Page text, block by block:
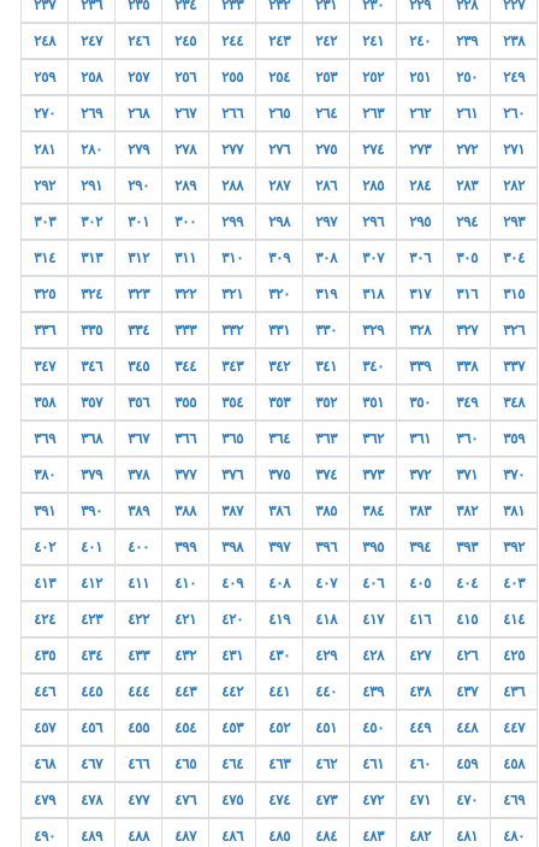
٢٢٧ ٢٢٨ ٢٢٩ ٢٣٠ ٢٣١ ٢٣٢ ٢٣٣ ٢٣٤ ٢٣٥ ٢٣٦ ٢٣٧
٢٣٨ ٢٣٩ ٢٤٠ ٢٤١ ٢٤٢ ٢٤٣ ٢٤٤ ٢٤٥ ٢٤٦ ٢٤٧ ٢٤٨
٢٤٩ ٢٥٠ ٢٥١ ٢٥٢ ٢٥٣ ٢٥٤ ٢٥٥ ٢٥٦ ٢٥٧ ٢٥٨ ٢٥٩
٢٦٠ ٢٦١ ٢٦٢ ٢٦٣ ٢٦٤ ٢٦٥ ٢٦٦ ٢٦٧ ٢٦٨ ٢٦٩ ٢٧٠
٢٧١ ٢٧٢ ٢٧٣ ٢٧٤ ٢٧٥ ٢٧٦ ٢٧٧ ٢٧٨ ٢٧٩ ٢٨٠ ٢٨١
٢٨٢ ٢٨٣ ٢٨٤ ٢٨٥ ٢٨٦ ٢٨٧ ٢٨٨ ٢٨٩ ٢٩٠ ٢٩١ ٢٩٢
٢٩٣ ٢٩٤ ٢٩٥ ٢٩٦ ٢٩٧ ٢٩٨ ٢٩٩ ٣٠٠ ٣٠١ ٣٠٢ ٣٠٣
٣٠٤ ٣٠٥ ٣٠٦ ٣٠٧ ٣٠٨ ٣٠٩ ٣١٠ ٣١١ ٣١٢ ٣١٣ ٣١٤
٣١٥ ٣١٦ ٣١٧ ٣١٨ ٣١٩ ٣٢٠ ٣٢١ ٣٢٢ ٣٢٣ ٣٢٤ ٣٢٥
٣٢٦ ٣٢٧ ٣٢٨ ٣٢٩ ٣٣٠ ٣٣١ ٣٣٢ ٣٣٣ ٣٣٤ ٣٣٥ ٣٣٦
٣٣٧ ٣٣٨ ٣٣٩ ٣٤٠ ٣٤١ ٣٤٢ ٣٤٣ ٣٤٤ ٣٤٥ ٣٤٦ ٣٤٧
٣٤٨ ٣٤٩ ٣٥٠ ٣٥١ ٣٥٢ ٣٥٣ ٣٥٤ ٣٥٥ ٣٥٦ ٣٥٧ ٣٥٨
٣٥٩ ٣٦٠ ٣٦١ ٣٦٢ ٣٦٣ ٣٦٤ ٣٦٥ ٣٦٦ ٣٦٧ ٣٦٨ ٣٦٩
٣٧٠ ٣٧١ ٣٧٢ ٣٧٣ ٣٧٤ ٣٧٥ ٣٧٦ ٣٧٧ ٣٧٨ ٣٧٩ ٣٨٠
٣٨١ ٣٨٢ ٣٨٣ ٣٨٤ ٣٨٥ ٣٨٦ ٣٨٧ ٣٨٨ ٣٨٩ ٣٩٠ ٣٩١
٣٩٢ ٣٩٣ ٣٩٤ ٣٩٥ ٣٩٦ ٣٩٧ ٣٩٨ ٣٩٩ ٤٠٠ ٤٠١ ٤٠٢
٤٠٣ ٤٠٤ ٤٠٥ ٤٠٦ ٤٠٧ ٤٠٨ ٤٠٩ ٤١٠ ٤١١ ٤١٢ ٤١٣
٤١٤ ٤١٥ ٤١٦ ٤١٧ ٤١٨ ٤١٩ ٤٢٠ ٤٢١ ٤٢٢ ٤٢٣ ٤٢٤
٤٢٥ ٤٢٦ ٤٢٧ ٤٢٨ ٤٢٩ ٤٣٠ ٤٣١ ٤٣٢ ٤٣٣ ٤٣٤ ٤٣٥
٤٣٦ ٤٣٧ ٤٣٨ ٤٣٩ ٤٤٠ ٤٤١ ٤٤٢ ٤٤٣ ٤٤٤ ٤٤٥ ٤٤٦
٤٤٧ ٤٤٨ ٤٤٩ ٤٥٠ ٤٥١ ٤٥٢ ٤٥٣ ٤٥٤ ٤٥٥ ٤٥٦ ٤٥٧
٤٥٨ ٤٥٩ ٤٦٠ ٤٦١ ٤٦٢ ٤٦٣ ٤٦٤ ٤٦٥ ٤٦٦ ٤٦٧ ٤٦٨
٤٦٩ ٤٧٠ ٤٧١ ٤٧٢ ٤٧٣ ٤٧٤ ٤٧٥ ٤٧٦ ٤٧٧ ٤٧٨ ٤٧٩
٤٨٠ ٤٨١ ٤٨٢ ٤٨٣ ٤٨٤ ٤٨٥ ٤٨٦ ٤٨٧ ٤٨٨ ٤٨٩ ٤٩٠